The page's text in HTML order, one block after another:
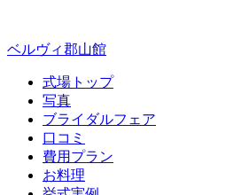
ベルヴィ郡山館
式場トップ
写真
ブライダルフェア
口コミ
費用プラン
お料理